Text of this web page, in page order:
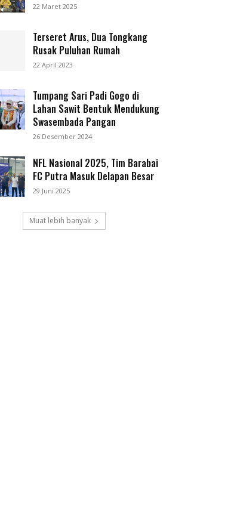
22 Maret 2025
Terseret Arus, Dua Tongkang
Rusak Puluhan Rumah
22 April 2023
Tumpang Sari Padi Gogo di
Lahan Sawit Bentuk Mendukung
Swasembada Pangan
26 Desember 2024
NFL Nasional 2025, Tim Barabai
FC Putra Masuk Delapan Besar
29 Juni 2025
Muat lebih banyak